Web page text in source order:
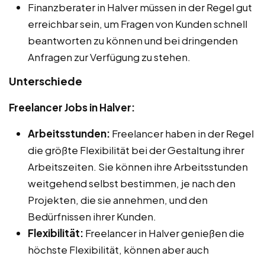
Finanzberater in Halver müssen in der Regel gut
erreichbar sein, um Fragen von Kunden schnell
beantworten zu können und bei dringenden
Anfragen zur Verfügung zu stehen.
Unterschiede
Freelancer Jobs in Halver:
Arbeitsstunden: Freelancer haben in der Regel
die größte Flexibilität bei der Gestaltung ihrer
Arbeitszeiten. Sie können ihre Arbeitsstunden
weitgehend selbst bestimmen, je nach den
Projekten, die sie annehmen, und den
Bedürfnissen ihrer Kunden.
Flexibilität: Freelancer in Halver genießen die
höchste Flexibilität, können aber auch